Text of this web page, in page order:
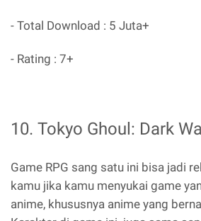
- Total Download : 5 Juta+
- Rating : 7+
10. Tokyo Ghoul: Dark
Game RPG sang satu ini bisa jadi
kamu jika kamu menyukai game
anime, khususnya anime yang